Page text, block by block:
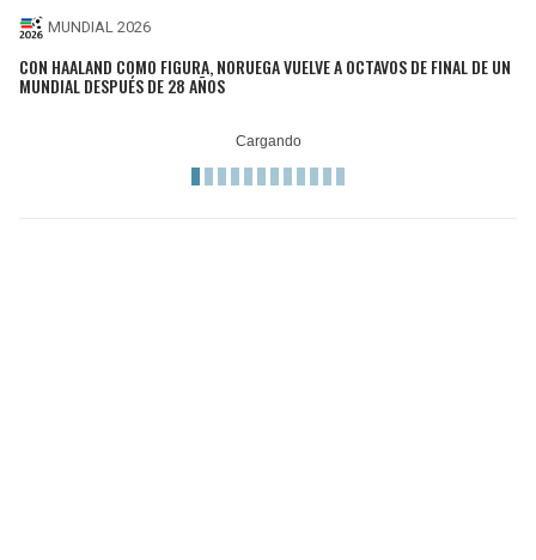
MUNDIAL 2026
CON HAALAND COMO FIGURA, NORUEGA VUELVE A OCTAVOS DE FINAL DE UN
MUNDIAL DESPUÉS DE 28 AÑOS